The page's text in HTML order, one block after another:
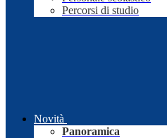
Percorsi di studio
Novità
Panoramica